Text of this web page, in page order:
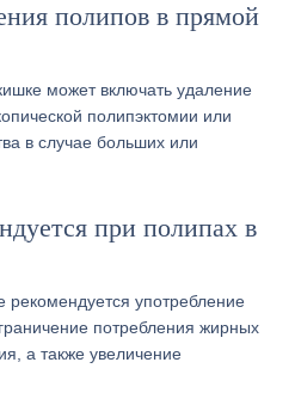
полипов в прямой
может включать удаление
полипэктомии или
в случае больших или
при полипах в
употребление
потребления жирных
а также увеличение